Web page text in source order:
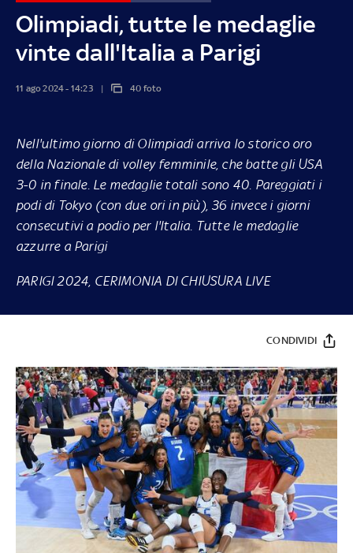
Olimpiadi, tutte le medaglie
vinte dall'Italia a Parigi
11 ago 2024 - 14:23 40 foto
Nell'ultimo giorno di Olimpiadi arriva lo storico oro
della Nazionale di volley femminile, che batte gli USA
3-0 in finale. Le medaglie totali sono 40. Pareggiati i
podi di Tokyo (con due ori in più), 36 invece i giorni
consecutivi a podio per l'Italia. Tutte le medaglie
azzurre a Parigi
PARIGI 2024, CERIMONIA DI CHIUSURA LIVE
CONDIVIDI